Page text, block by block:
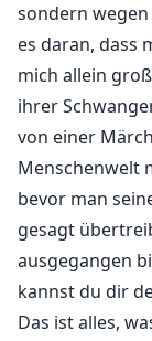
sondern
es daran, dass
mich allein
ihrer
von einer
Menschenwelt
bevor man
gesagt
ausgegangen
kannst du dir
Das ist alles,